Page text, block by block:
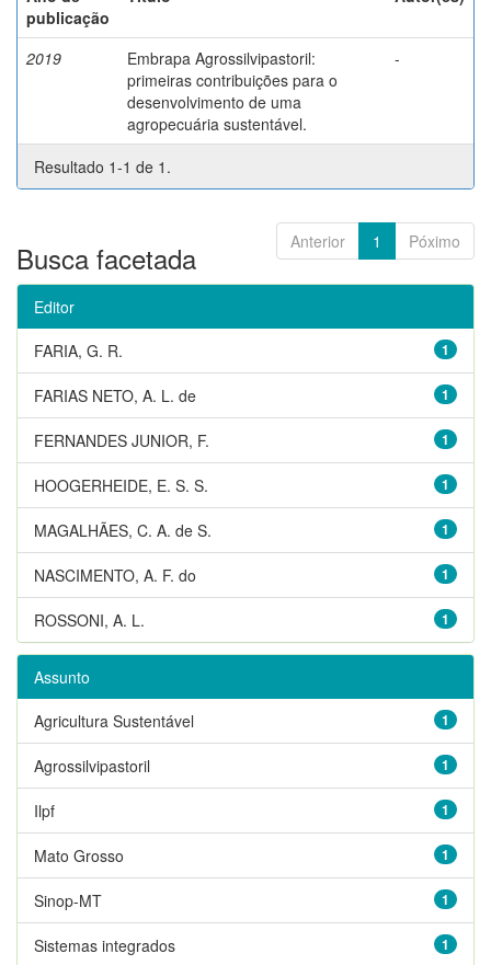
publicação
2019
Embrapa Agrossilvipastoril:
primeiras contribuições para o
desenvolvimento de uma
agropecuária sustentável.
-
Resultado 1-1 de 1.
Anterior 1 Póximo
Busca facetada
Editor
1
FARIA, G. R.
1
FARIAS NETO, A. L. de
1
FERNANDES JUNIOR, F.
1
HOOGERHEIDE, E. S. S.
1
MAGALHÃES, C. A. de S.
1
NASCIMENTO, A. F. do
1
ROSSONI, A. L.
Assunto
1
Agricultura Sustentável
1
Agrossilvipastoril
1
Ilpf
1
Mato Grosso
1
Sinop-MT
1
Sistemas integrados